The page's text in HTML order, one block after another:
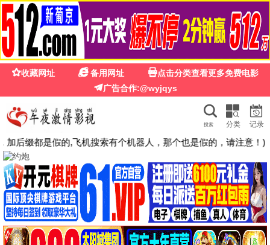
经典影视
经典影视 · 岁月留声
汇集百年经典，高清怀旧老片，免费流畅观看
立即观看